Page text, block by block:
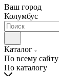
Ваш город
Колумбус
Каталог
По всему сайту
По каталогу